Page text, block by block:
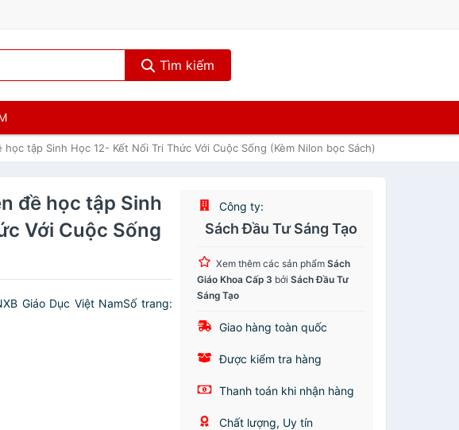
Tìm kiếm
học tập Sinh Học 12- Kết Nối Tri Thức Với Cuộc Sống (Kèm Nilon bọc Sách)
đề học tập Sinh
Với Cuộc Sống
Giáo Dục Việt NamSố trang:
Công ty:
Sách Đầu Tư Sáng Tạo
Xem thêm các sản phẩmSách
Giáo Khoa Cấp 3 bởiSách Đầu Tư
Sáng Tạo
Giao hàng toàn quốc
Được kiểm tra hàng
Thanh toán khi nhận hàng
Chất lượng, Uy tín